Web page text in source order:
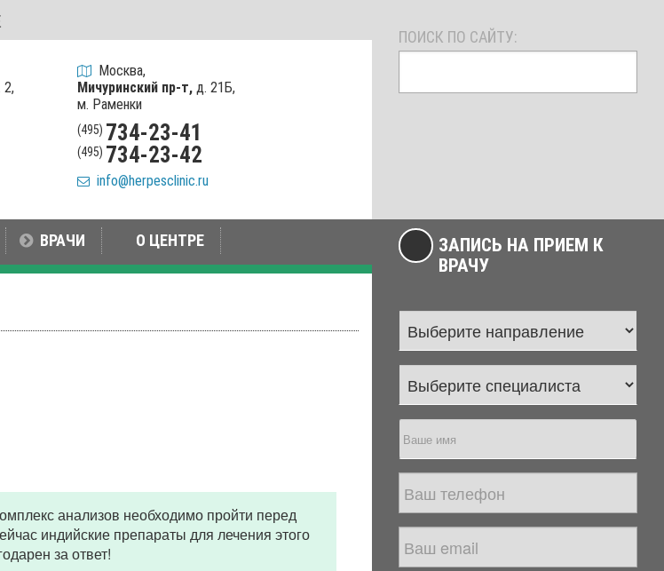
Москва,
Мичуринский пр-т, д. 21Б,
м. Раменки
(495) 734-23-41
(495) 734-23-42
info@herpesclinic.ru
ПОИСК ПО САЙТУ:
ВРАЧИ О ЦЕНТРЕ
анализов необходимо пройти перед
индийские препараты для лечения этого
за ответ!
ЗАПИСЬ НА ПРИЕМ К
ВРАЧУ